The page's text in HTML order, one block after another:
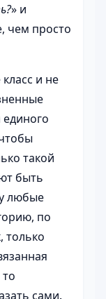
» и
чем просто
и не
такой
быть
любые
по
только
сами.